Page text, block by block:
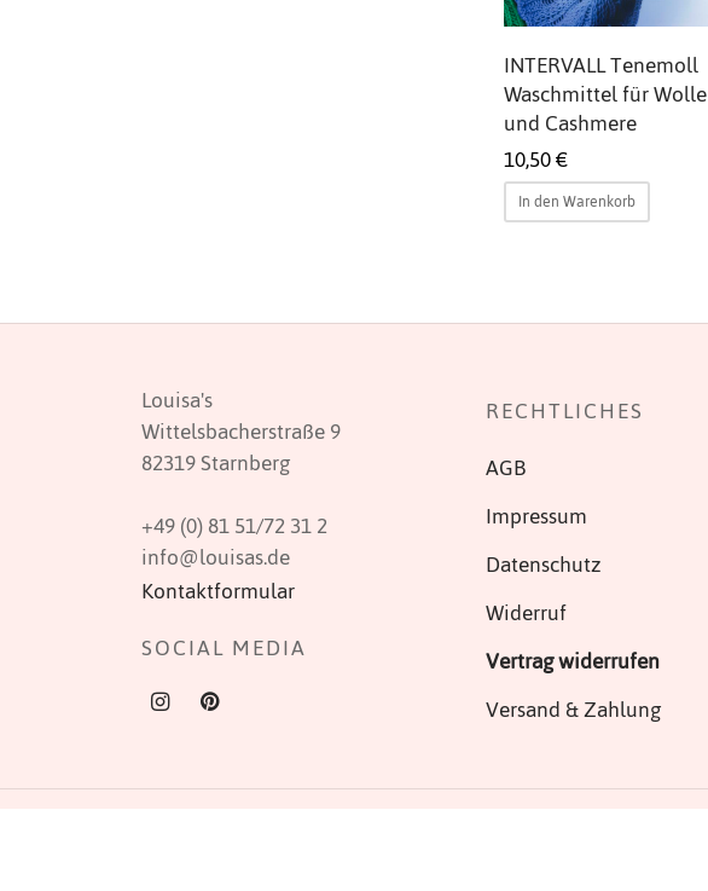
INTERVALL Tenemoll
Waschmittel für Wolle
und Cashmere
10,50€
In den Warenkorb
Louisa's
Wittelsbacherstraße 9
82319 Starnberg
+49 (0) 81 51/72 31 2
info@louisas.de
Kontaktformular
SOCIAL MEDIA
RECHTLICHES
AGB
Impressum
Datenschutz
Widerruf
Vertrag widerrufen
Versand & Zahlung